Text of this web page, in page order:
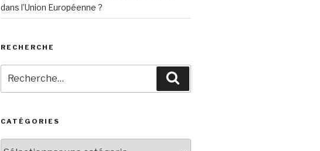
dans l’Union Européenne ?
RECHERCHE
pour
:
CATÉGORIES